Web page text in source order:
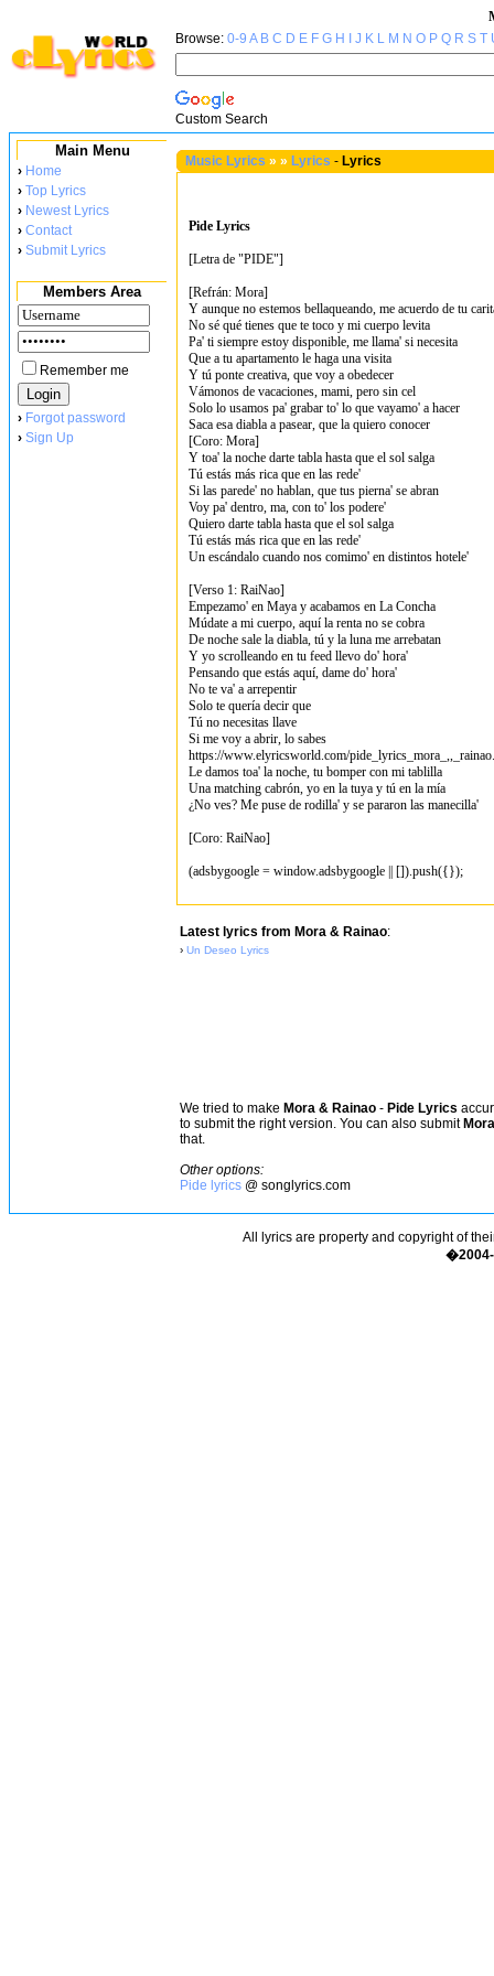
Browse: 0-9 A B C D E F G H J K L M N O P Q R S T
Custom Search
Main Menu
› Home
› Top Lyrics
› Newest Lyrics
› Contact
› Submit Lyrics
Members Area
Remember me
› Forgot password
› Sign Up
Music Lyrics » » Lyrics - Lyrics
Pide Lyrics
[Letra de "PIDE"]
[Refrán: Mora]
Y aunque no estemos bellaqueando, me acuerdo de tu
No sé qué tienes que te toco y mi cuerpo levita
Pa' ti siempre estoy disponible, me llama' si necesita
Que a tu apartamento le haga una visita
Y tú ponte creativa, que voy a obedecer
Vámonos de vacaciones, mami, pero sin cel
Solo lo usamos pa' grabar to' lo que vayamo' a hacer
Saca esa diabla a pasear, que la quiero conocer
[Coro: Mora]
Y toa' la noche darte tabla hasta que el sol salga
Tú estás más rica que en las rede'
Si las parede' no hablan, que tus pierna' se abran
Voy pa' dentro, ma, con to' los podere'
Quiero darte tabla hasta que el sol salga
Tú estás más rica que en las rede'
Un escándalo cuando nos comimo' en distintos hotele'
[Verso 1: RaiNao]
Empezamo' en Maya y acabamos en La Concha
Múdate a mi cuerpo, aquí la renta no se cobra
De noche sale la diabla, tú y la luna me arrebatan
Y yo scrolleando en tu feed llevo do' hora'
Pensando que estás aquí, dame do' hora'
No te va' a arrepentir
Solo te quería decir que
Tú no necesitas llave
Si me voy a abrir, lo sabes
https://www.elyricsworld.com/
Le damos toa' la noche, tu bomper con mi tablilla
Una matching cabrón, yo en la tuya y tú en la mía
¿No ves? Me puse de rodilla' y se pararon las manecilla'
[Coro: RaiNao]
(adsbygoogle = window.adsbygoogle || []).push({});
Latest lyrics from Mora & Rainao:
› Un Deseo Lyrics
We tried to make Mora & Rainao - Pide Lyrics
to submit the right version. You can also submit
that.
Other options:
Pide lyrics @ songlyrics.com
All lyrics are property and copyright of